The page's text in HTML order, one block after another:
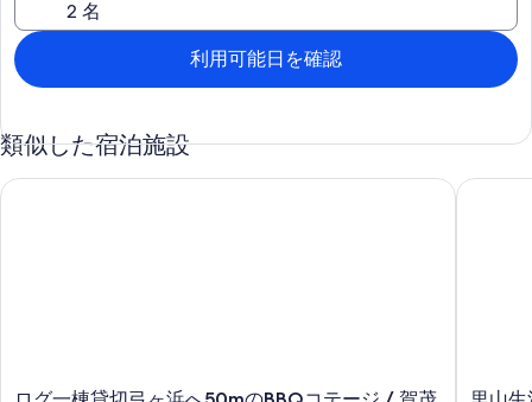
レジャー・スポット情報
日和山・子浦日和山遊歩道・伊浜のマーガレット・子浦のウバメガ
シ群落・ササユリの里
天神原植物園・夕日ヶ丘休憩所・天神窯 / 2025年2月からの変更の
ら23時までに変更。
■全棟禁煙から禁煙の棟は1名～6名迄とし 8名以上棟は喫煙可に変
更。
エアコン・扇風機・遮光カーテン(一部)・食器一式・ホットプレー
利用可能日を確認
類似した宿泊施設
ロ
ログ一棟貸切弓ヶ浜へ50mのBBQコテージ / 賀茂郡 静岡県
里
里山生